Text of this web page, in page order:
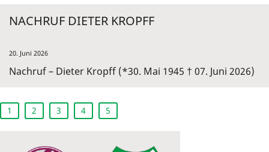
NACHRUF DIETER KROPFF
20. Juni 2026
Nachruf – Dieter Kropff (*30. Mai 1945 † 07. Juni 2026)
1 2 3 4 5